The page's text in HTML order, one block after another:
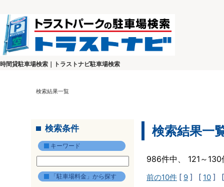
時間貸駐車場検索｜トラストナビ駐車場検索
検索結果一覧
検索条件
キーワード
「駐車場料金」から探す
検索結果一
986件中、 121～
前の10件 [ 9 ] [ 10 ]